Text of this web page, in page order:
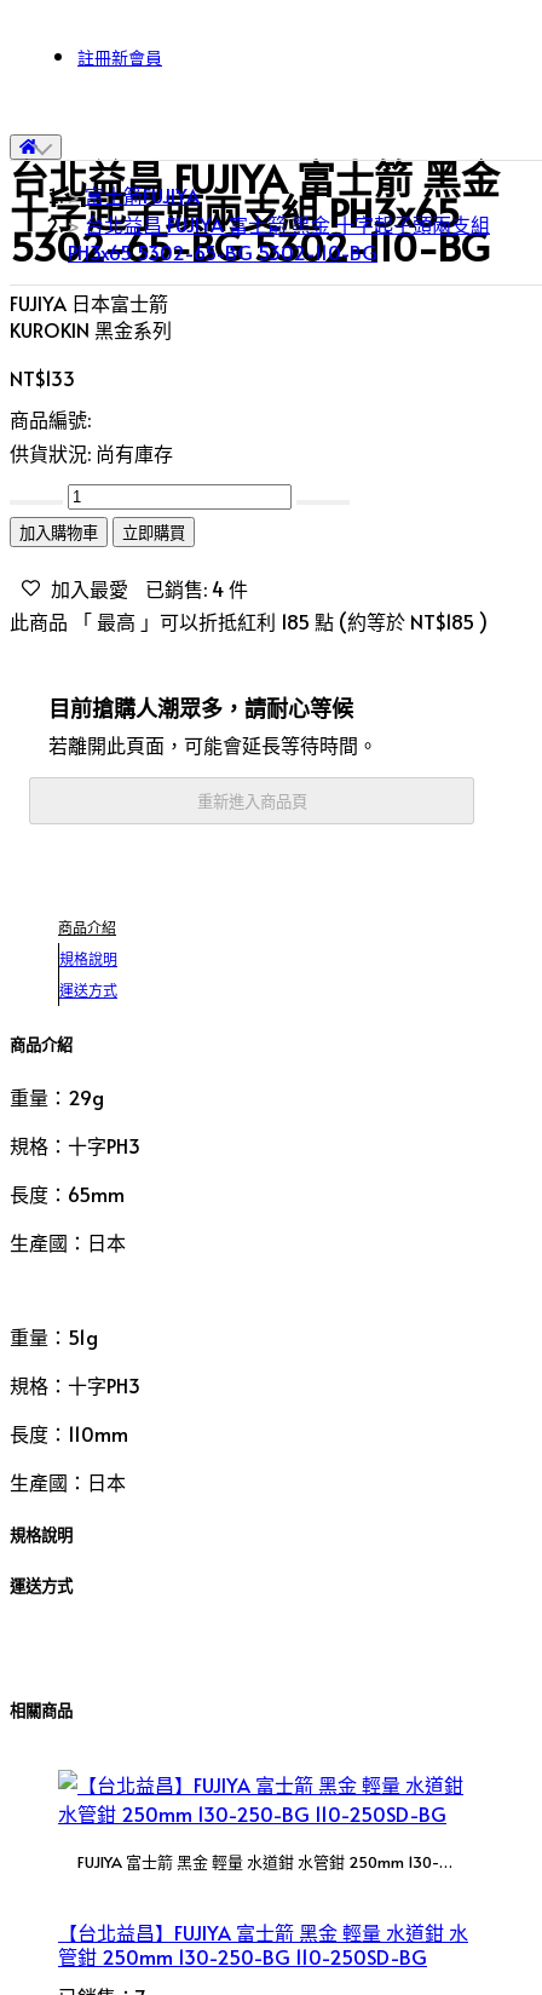
註冊新會員
富士箭FUJIYA
台北益昌 FUJIYA 富士箭 黑金 十字起子頭兩支組
PH3x65 5302-65-BG 5302-110-BG
台北益昌 FUJIYA 富士箭 黑金
十字起子頭兩支組 PH3x65
5302-65-BG 5302-110-BG
FUJIYA 日本富士箭
KUROKIN 黑金系列
NT$133
商品編號:
供貨狀況: 尚有庫存
加入購物車 立即購買
加入最愛
已銷售: 4 件
此商品 「 最高 」可以折抵紅利 185 點 (約等於 NT$185 )
目前搶購人潮眾多，請耐心等候
若離開此頁面，可能會延長等待時間。
重新進入商品頁
商品介紹
規格說明
運送方式
商品介紹
重量：29g
規格：十字PH3
長度：65mm
生產國：日本
重量：51g
規格：十字PH3
長度：110mm
生產國：日本
規格說明
運送方式
相關商品
FUJIYA 富士箭 黑金 輕量 水道鉗 水管鉗 250mm 130-
【台北益昌】FUJIYA 富士箭 黑金 輕量 水道鉗 水
管鉗 250mm 130-250-BG 110-250SD-BG